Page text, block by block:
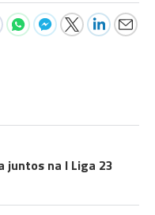
juntos na I Liga 23